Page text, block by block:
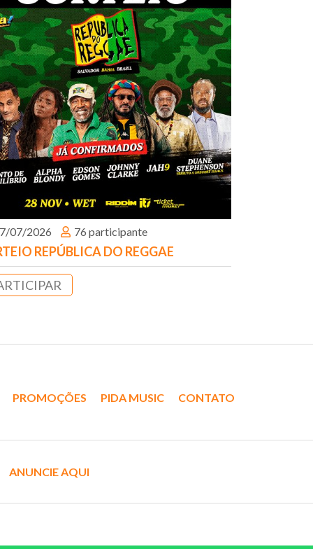
07/2026 76 participante
REPÚBLICA DO REGGAE
PROMOÇÕES PIDA MUSIC CONTATO
ANUNCIE AQUI